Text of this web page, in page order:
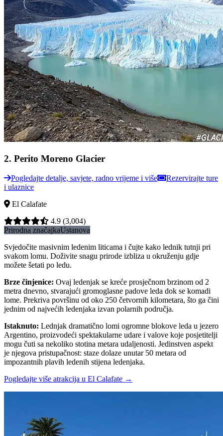
2. Perito Moreno Glacier
Pogledajte detalje, savjete, radno vrijeme i više
Rezervirajte ture
i ulaznice
El Calafate
4.9 (3,004)
Prirodna značajkaUstanova
Svjedočite masivnim ledenim liticama i čujte kako lednik tutnji pri
svakom lomu. Doživite snagu prirode izbliza u okruženju gdje
možete šetati po ledu.
Brze činjenice: Ovaj ledenjak se kreće prosječnom brzinom od 2
metra dnevno, stvarajući gromoglasne padove leda dok se komadi
lome. Prekriva površinu od oko 250 četvornih kilometara, što ga čini
jednim od najvećih ledenjaka izvan polarnih područja.
Istaknuto: Lednjak dramatično lomi ogromne blokove leda u jezero
Argentino, proizvodeći spektakularne udare i valove koje posjetitelji
mogu čuti sa nekoliko stotina metara udaljenosti. Jedinstven aspekt
je njegova pristupačnost: staze dolaze unutar 50 metara od
impozantnih plavih ledenih stijena ledenjaka.
Pogledajte više atrakcija u El Calafate →